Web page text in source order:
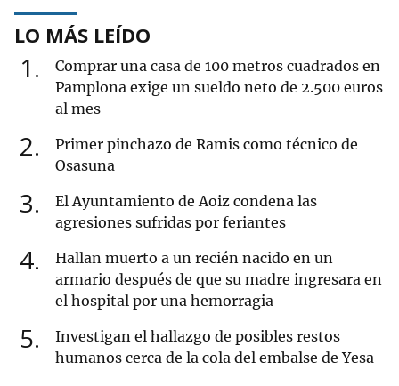
LO MÁS LEÍDO
1
Comprar una casa de 100 metros cuadrados en
Pamplona exige un sueldo neto de 2.500 euros
al mes
2
Primer pinchazo de Ramis como técnico de
Osasuna
3
El Ayuntamiento de Aoiz condena las
agresiones sufridas por feriantes
4
Hallan muerto a un recién nacido en un
armario después de que su madre ingresara en
el hospital por una hemorragia
5
Investigan el hallazgo de posibles restos
humanos cerca de la cola del embalse de Yesa